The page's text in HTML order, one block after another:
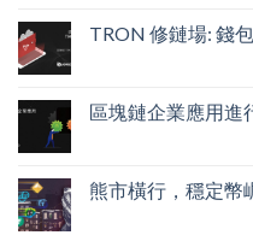
TRON 修鏈場: 錢
區塊鏈企業應用進
熊市橫行，穩定幣